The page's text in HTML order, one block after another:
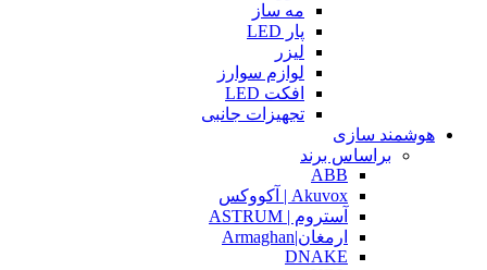
مه ساز
پار LED
لیزر
لوازم سوارز
افکت LED
تجهیزات جانبی
هوشمند سازی
براساس برند
ABB
Akuvox | آکووکس
آستروم | ASTRUM
ارمغان|Armaghan
DNAKE